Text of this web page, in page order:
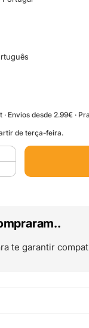
Envios desde 2.99€ ·
de terça-feira.
te garantir